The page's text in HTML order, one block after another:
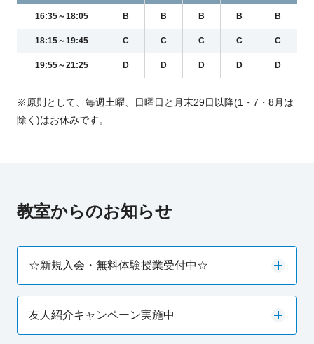
16:35～18:05 B B B B B
18:15～19:45 C C C C C
19:55～21:25 D D D D D
※原則として、毎週土曜、日曜日と月末29日以降(1・7・8月は
除く)はお休みです。
教室からのお知らせ
☆新規入会・無料体験授業受付中☆
友人紹介キャンペーン実施中